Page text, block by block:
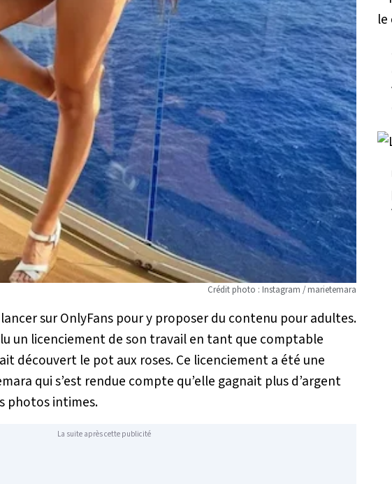
Crédit photo : Instagram / marietemara
sur OnlyFans pour y proposer du contenu pour adultes.
un licenciement de son travail en tant que comptable
découvert le pot aux roses. Ce licenciement a été une
qui s’est rendue compte qu’elle gagnait plus d’argent
photos intimes.
La suite après cette publicité